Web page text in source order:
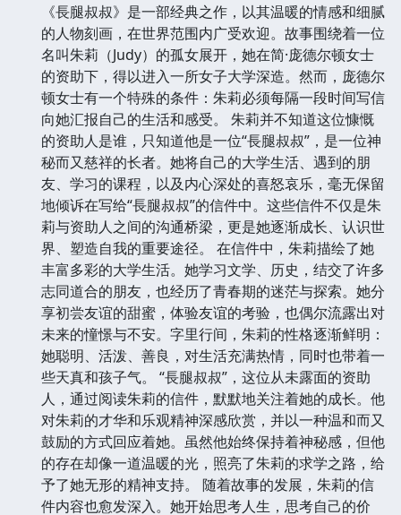
《長腿叔叔》是一部经典之作，以其温暖的情感和细腻
的人物刻画，在世界范围内广受欢迎。故事围绕着一位
名叫朱莉（Judy）的孤女展开，她在简·庞德尔顿女士
的资助下，得以进入一所女子大学深造。然而，庞德尔
顿女士有一个特殊的条件：朱莉必须每隔一段时间写信
向她汇报自己的生活和感受。 朱莉并不知道这位慷慨
的资助人是谁，只知道他是一位“長腿叔叔”，是一位神
秘而又慈祥的长者。她将自己的大学生活、遇到的朋
友、学习的课程，以及内心深处的喜怒哀乐，毫无保留
地倾诉在写给“長腿叔叔”的信件中。这些信件不仅是朱
莉与资助人之间的沟通桥梁，更是她逐渐成长、认识世
界、塑造自我的重要途径。 在信件中，朱莉描绘了她
丰富多彩的大学生活。她学习文学、历史，结交了许多
志同道合的朋友，也经历了青春期的迷茫与探索。她分
享初尝友谊的甜蜜，体验友谊的考验，也偶尔流露出对
未来的憧憬与不安。字里行间，朱莉的性格逐渐鲜明：
她聪明、活泼、善良，对生活充满热情，同时也带着一
些天真和孩子气。 “長腿叔叔”，这位从未露面的资助
人，通过阅读朱莉的信件，默默地关注着她的成长。他
对朱莉的才华和乐观精神深感欣赏，并以一种温和而又
鼓励的方式回应着她。虽然他始终保持着神秘感，但他
的存在却像一道温暖的光，照亮了朱莉的求学之路，给
予了她无形的精神支持。 随着故事的发展，朱莉的信
件内容也愈发深入。她开始思考人生，思考自己的价